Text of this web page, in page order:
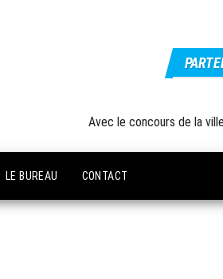
Avec le concours de la
LE BUREAU CONTACT